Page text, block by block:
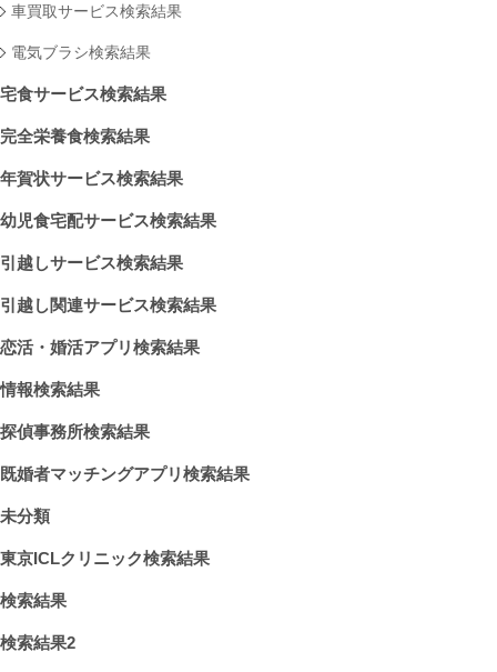
車買取サービス検索結果
電気ブラシ検索結果
宅食サービス検索結果
完全栄養食検索結果
年賀状サービス検索結果
幼児食宅配サービス検索結果
引越しサービス検索結果
引越し関連サービス検索結果
恋活・婚活アプリ検索結果
情報検索結果
探偵事務所検索結果
既婚者マッチングアプリ検索結果
未分類
東京ICLクリニック検索結果
検索結果
検索結果2